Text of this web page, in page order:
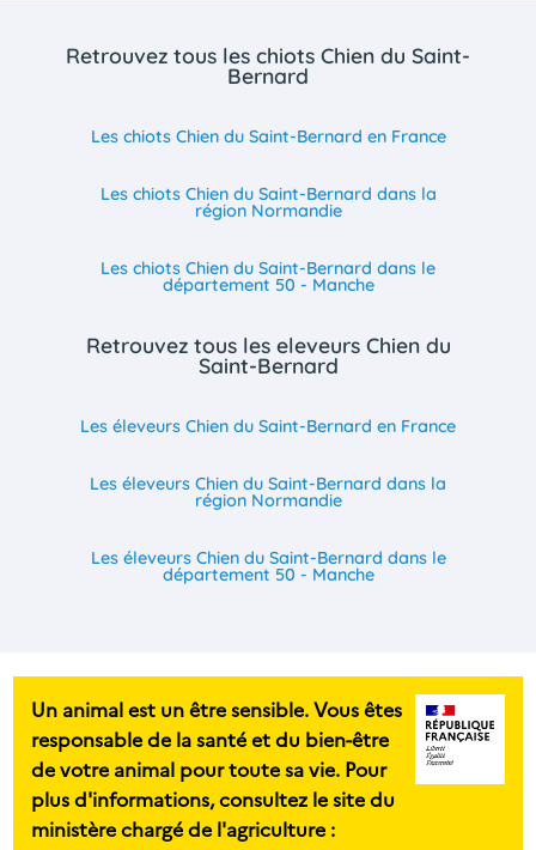
Retrouvez tous les chiots Chien du Saint-
Bernard
Les chiots Chien du Saint-Bernard en France
Les chiots Chien du Saint-Bernard dans la
région Normandie
Les chiots Chien du Saint-Bernard dans le
département 50 - Manche
Retrouvez tous les eleveurs Chien du
Saint-Bernard
Les éleveurs Chien du Saint-Bernard en France
Les éleveurs Chien du Saint-Bernard dans la
région Normandie
Les éleveurs Chien du Saint-Bernard dans le
département 50 - Manche
Un animal est un être sensible. Vous êtes
responsable de la santé et du bien-être
de votre animal pour toute sa vie. Pour
plus d'informations, consultez le site du
ministère chargé de l'agriculture :